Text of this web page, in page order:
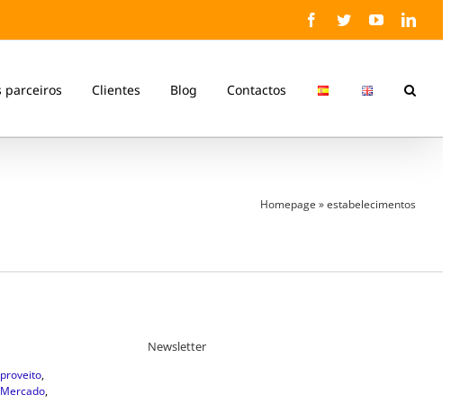
Facebook
TwitterYouTube
parceiros Clientes Blog Contactos
Homepage »estabelecimentos
,
Mercado,
Newsletter